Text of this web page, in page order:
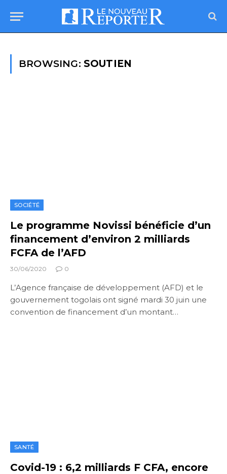
BROWSING: SOUTIEN
SOCIÉTÉ
Le programme Novissi bénéficie d’un
financement d’environ 2 milliards
FCFA de l’AFD
30/06/2020 0
L’Agence française de développement (AFD) et le
gouvernement togolais ont signé mardi 30 juin une
convention de financement d’un montant…
SANTÉ
Covid-19 : 6,2 milliards F CFA, encore